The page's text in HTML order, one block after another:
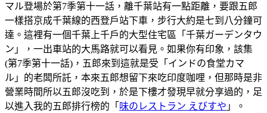
マル登場於第7季第十一話，離千葉站有一點距離，要跟五郎
一樣搭京成千葉線的西登戶站下車，步行大約是七到八分鐘可
達。這裡有一個千葉上千戶的大型住宅區「千葉ガーデンタウ
ン」，一出車站的大馬路就可以看見。如果你有印象，該集
(第7季第十一話)，五郎來到這就是受「インドの食堂カマ
ル」的老闆所託，本來五郎想留下來吃印度咖哩，但那時是非
營業時間所以五郎沒吃到，於是下樓才發現早就分享過的，足
以進入我的五郎排行榜的「 味のレストラン えびすや 」。